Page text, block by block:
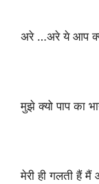
अरे …अरे ये आप
मुझे क्यो पाप का
मेरी ही गलती हैं मैं